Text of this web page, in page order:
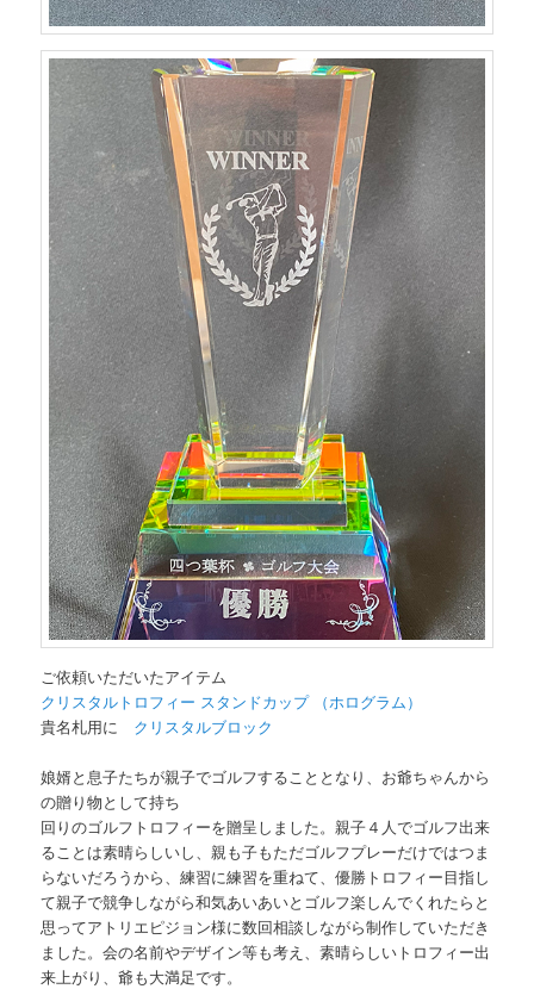
ご依頼いただいたアイテム
クリスタルトロフィー スタンドカップ （ホログラム）
貴名札用に クリスタルブロック
娘婿と息子たちが親子でゴルフすることとなり、お爺ちゃんから
の贈り物として持ち
回りのゴルフトロフィーを贈呈しました。親子４人でゴルフ出来
ることは素晴らしいし、親も子もただゴルフプレーだけではつま
らないだろうから、練習に練習を重ねて、優勝トロフィー目指し
て親子で競争しながら和気あいあいとゴルフ楽しんでくれたらと
思ってアトリエピジョン様に数回相談しながら制作していただき
ました。会の名前やデザイン等も考え、素晴らしいトロフィー出
来上がり、爺も大満足です。